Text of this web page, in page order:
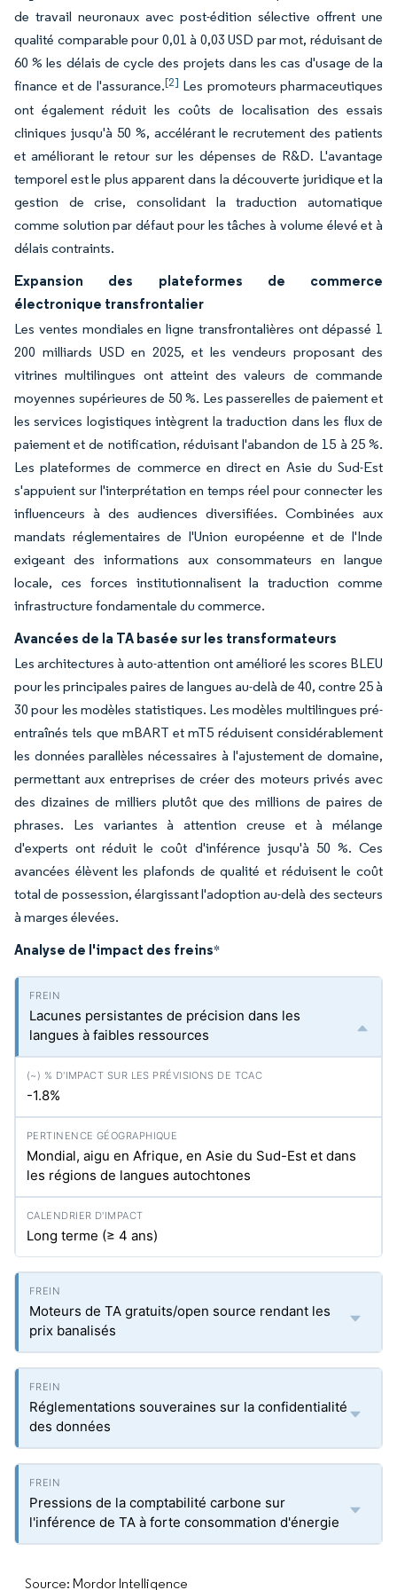
de travail neuronaux avec post-édition sélective offrent une
qualité comparable pour 0,01 à 0,03 USD par mot, réduisant de
60 % les délais de cycle des projets dans les cas d'usage de la
finance et de l'assurance.[2] Les promoteurs pharmaceutiques
ont également réduit les coûts de localisation des essais
cliniques jusqu'à 50 %, accélérant le recrutement des patients
et améliorant le retour sur les dépenses de R&D. L'avantage
temporel est le plus apparent dans la découverte juridique et la
gestion de crise, consolidant la traduction automatique
comme solution par défaut pour les tâches à volume élevé et à
délais contraints.
Expansion des plateformes de commerce
électronique transfrontalier
Les ventes mondiales en ligne transfrontalières ont dépassé 1
200 milliards USD en 2025, et les vendeurs proposant des
vitrines multilingues ont atteint des valeurs de commande
moyennes supérieures de 50 %. Les passerelles de paiement et
les services logistiques intègrent la traduction dans les flux de
paiement et de notification, réduisant l'abandon de 15 à 25 %.
Les plateformes de commerce en direct en Asie du Sud-Est
s'appuient sur l'interprétation en temps réel pour connecter les
influenceurs à des audiences diversifiées. Combinées aux
mandats réglementaires de l'Union européenne et de l'Inde
exigeant des informations aux consommateurs en langue
locale, ces forces institutionnalisent la traduction comme
infrastructure fondamentale du commerce.
Avancées de la TA basée sur les transformateurs
Les architectures à auto-attention ont amélioré les scores BLEU
pour les principales paires de langues au-delà de 40, contre 25 à
30 pour les modèles statistiques. Les modèles multilingues pré-
entraînés tels que mBART et mT5 réduisent considérablement
les données parallèles nécessaires à l'ajustement de domaine,
permettant aux entreprises de créer des moteurs privés avec
des dizaines de milliers plutôt que des millions de paires de
phrases. Les variantes à attention creuse et à mélange
d'experts ont réduit le coût d'inférence jusqu'à 50 %. Ces
avancées élèvent les plafonds de qualité et réduisent le coût
total de possession, élargissant l'adoption au-delà des secteurs
à marges élevées.
Analyse de l'impact des freins*
Lacunes persistantes de précision dans les
langues à faibles ressources
-1.8%
Mondial, aigu en Afrique, en Asie du Sud-Est et dans
les régions de langues autochtones
Long terme (≥ 4 ans)
Moteurs de TA gratuits/open source rendant les
prix banalisés
Réglementations souveraines sur la confidentialité
des données
Pressions de la comptabilité carbone sur
l'inférence de TA à forte consommation d'énergie
Source: Mordor Intelligence